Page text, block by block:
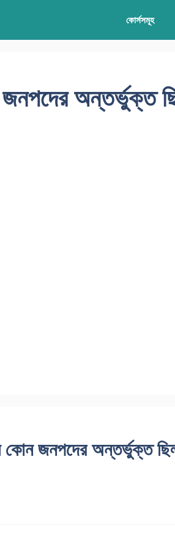
কোর্সসমূহ
জনপদের অন্তর্ভুক্ত
কোন জনপদের অন্তর্ভুক্ত